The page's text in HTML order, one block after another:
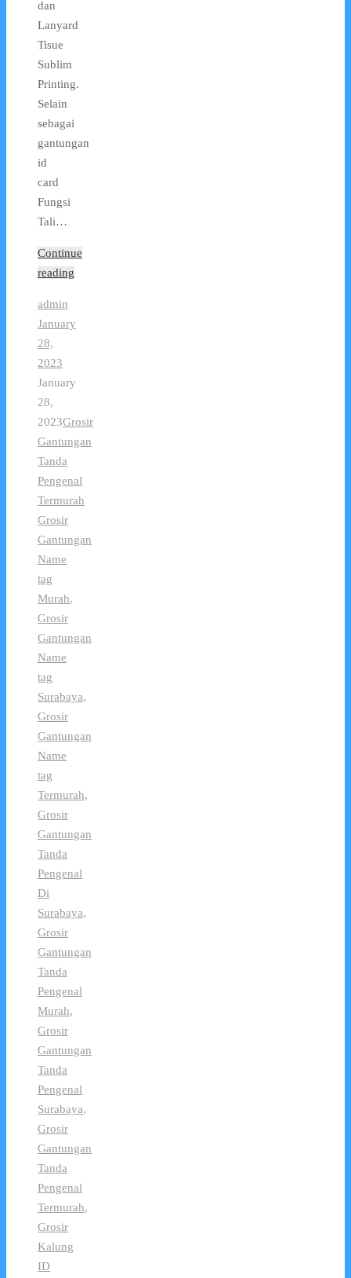
dan
Lanyard
Tisue
Sublim
Printing.
Selain
sebagai
gantungan
id
card
Fungsi
Tali…
Continue
reading
admin
January
28,
2023
January
28,
2023Grosir
Gantungan
Tanda
Pengenal
Termurah
Grosir
Gantungan
Name
tag
Murah,
Grosir
Gantungan
Name
tag
Surabaya,
Grosir
Gantungan
Name
tag
Termurah,
Grosir
Gantungan
Tanda
Pengenal
Di
Surabaya,
Grosir
Gantungan
Tanda
Pengenal
Murah,
Grosir
Gantungan
Tanda
Pengenal
Surabaya,
Grosir
Gantungan
Tanda
Pengenal
Termurah,
Grosir
Kalung
ID